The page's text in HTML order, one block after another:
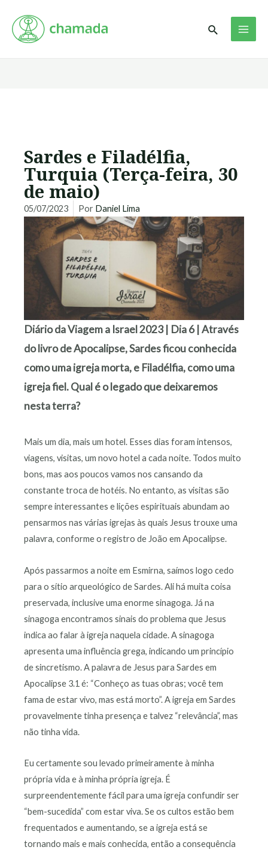
para
Pesquisar
Sardes e Filadélfia,
Turquia (Terça-feira, 30
de maio)
05/07/2023 Por Daniel Lima
Diário da Viagem a Israel 2023 | Dia 6 | Através
do livro de Apocalipse, Sardes ficou conhecida
como uma igreja morta, e Filadélfia, como uma
igreja fiel. Qual é o legado que deixaremos
nesta terra?
Mais um dia, mais um hotel. Esses dias foram intensos,
viagens, visitas, um novo hotel a cada noite. Todos muito
bons, mas aos poucos vamos nos cansando da
constante troca de hotéis. No entanto, as visitas são
sempre interessantes e lições espirituais abundam ao
pensarmos nas várias igrejas às quais Jesus trouxe uma
palavra, conforme o registro de João em Apocalipse.
Após passarmos a noite em Esmirna, saímos logo cedo
para o sítio arqueológico de Sardes. Ali há muita coisa
preservada, inclusive uma enorme sinagoga. Já na
sinagoga encontramos sinais do problema que Jesus
indica ao falar à igreja naquela cidade. A sinagoga
apresenta uma influência grega, indicando um princípio
de sincretismo. A palavra de Jesus para Sardes em
Apocalipse 3.1 é: “Conheço as tuas obras; você tem
fama de estar vivo, mas está morto”. A igreja em Sardes
provavelmente tinha presença e talvez “relevância”, mas
não tinha vida.
Eu certamente sou levado primeiramente à minha
própria vida e à minha própria igreja. É
surpreendentemente fácil para uma igreja confundir ser
“bem-sucedida” com estar viva. Se os cultos estão bem
frequentados e aumentando, se a igreja está se
tornando mais e mais conhecida, então a consequência